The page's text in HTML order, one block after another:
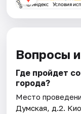
Вопросы
Где пройдет
города?
Место
Думская, д.2.